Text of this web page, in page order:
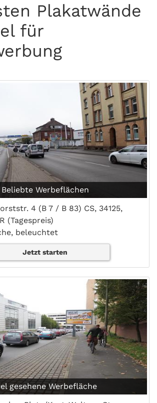
Plakatwände
für
Beliebte Werbeflächen
4 (B 7 / B 83) CS, 34125,
(Tagespreis)
beleuchtet
Jetzt starten
gesehene Werbefläche